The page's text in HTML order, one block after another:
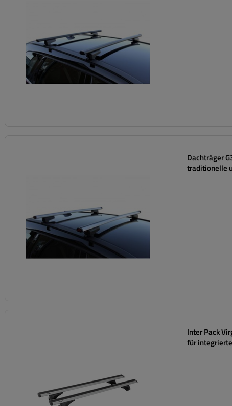
Dachträger
traditionelle
Inter Pack
für